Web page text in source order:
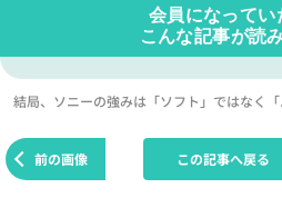
会員になってい
こんな記事が読
結局、ソニーの強みは「ソフト」ではなく
前の画像 この記事へ戻る